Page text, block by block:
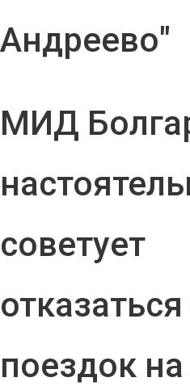
Андреево"
МИД
советует
поездок на